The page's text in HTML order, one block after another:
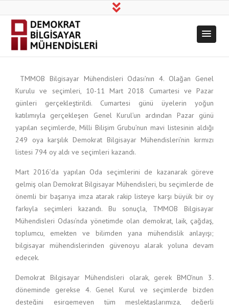
Demokrat
Bilgisayar
Mühendisleri
Üretim, Bilim, Dayanışma!
TMMOB Bilgisayar Mühendisleri Odası’nın 4. Olağan Genel
Kurulu ve seçimleri, 10-11 Mart 2018 Cumartesi ve Pazar
günleri gerçekleştirildi. Cumartesi günü üyelerin yoğun
katılımıyla gerçekleşen Genel Kurul’un ardından Pazar günü
yapılan seçimlerde, Milli Bilişim Grubu’nun mavi listesinin aldığı
249 oya karşılık Demokrat Bilgisayar Mühendisleri’nin kırmızı
listesi 794 oy aldı ve seçimleri kazandı.
Mart 2016’da yapılan Oda seçimlerini de kazanarak göreve
gelmiş olan Demokrat Bilgisayar Mühendisleri, bu seçimlerde de
önemli bir başarıya imza atarak rakip listeye karşı büyük bir oy
farkıyla seçimleri kazandı. Bu sonuçla, TMMOB Bilgisayar
Mühendisleri Odası’nda yönetimde olan demokrat, laik, çağdaş,
toplumcu, emekten ve bilimden yana mühendislik anlayışı;
bilgisayar mühendislerinden güvenoyu alarak yoluna devam
edecek.
Demokrat Bilgisayar Mühendisleri olarak, gerek BMO’nun 3.
döneminde gerekse 4. Genel Kurul ve seçimlerde bizden
desteğini esirgemeyen tüm meslektaşlarımıza, değerli